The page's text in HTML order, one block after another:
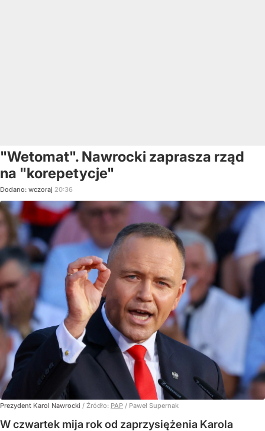
"Wetomat". Nawrocki zaprasza rząd
na "korepetycje"
Dodano: wczoraj 20:36
Prezydent Karol Nawrocki / Źródło: PAP / Paweł Supernak
W czwartek mija rok od zaprzysiężenia Karola